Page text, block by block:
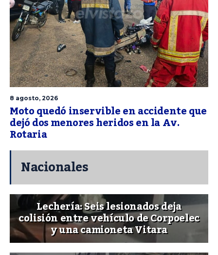
8 agosto, 2026
Moto quedó inservible en accidente que
dejó dos menores heridos en la Av.
Rotaria
Nacionales
Lechería: Seis lesionados deja
colisión entre vehículo de Corpoelec
y una camioneta Vitara